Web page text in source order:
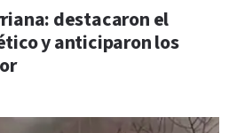
destacaron el
y anticiparon los